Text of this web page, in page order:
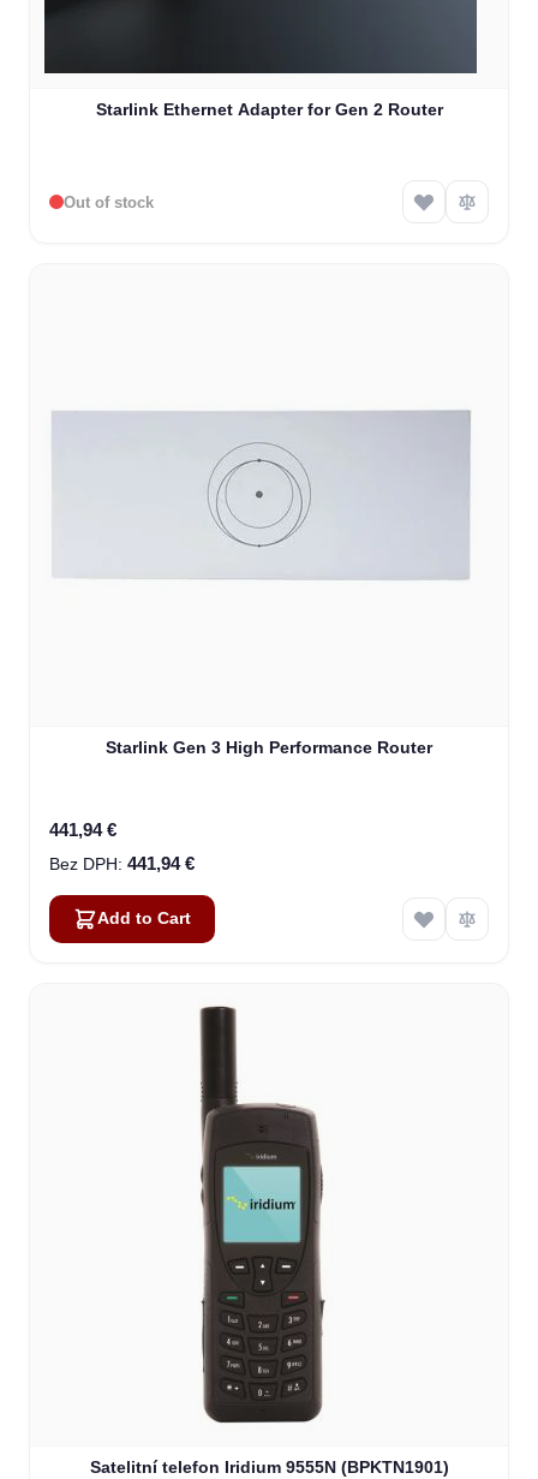
Starlink Ethernet Adapter for Gen 2 Router
Out of stock
Starlink Gen 3 High Performance Router
441,94 €
441,94 €
Add to Cart
Satelitní telefon Iridium 9555N (BPKTN1901)